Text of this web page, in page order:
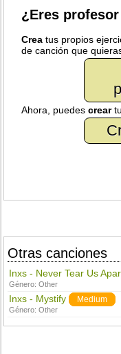
¿Eres
Crea tus propios
de canción que
Ahora, puedescrear
Otras canciones
Inxs - Never Tear Us
Género:Other
Inxs - Mystify Medium
Género:Other